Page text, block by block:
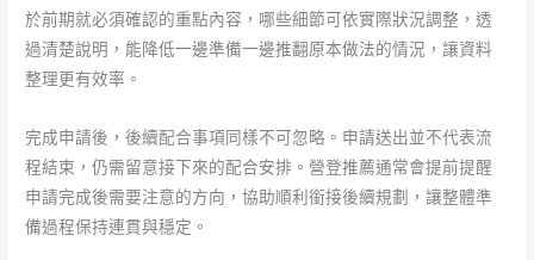
於前期就必須確認的重點內容，哪些細節可依實際狀況調整，透
過清楚說明，能降低一邊準備一邊推翻原本做法的情況，讓資料
整理更有效率。
完成申請後，後續配合事項同樣不可忽略。申請送出並不代表流
程結束，仍需留意接下來的配合安排。營登推薦通常會提前提醒
申請完成後需要注意的方向，協助順利銜接後續規劃，讓整體準
備過程保持連貫與穩定。